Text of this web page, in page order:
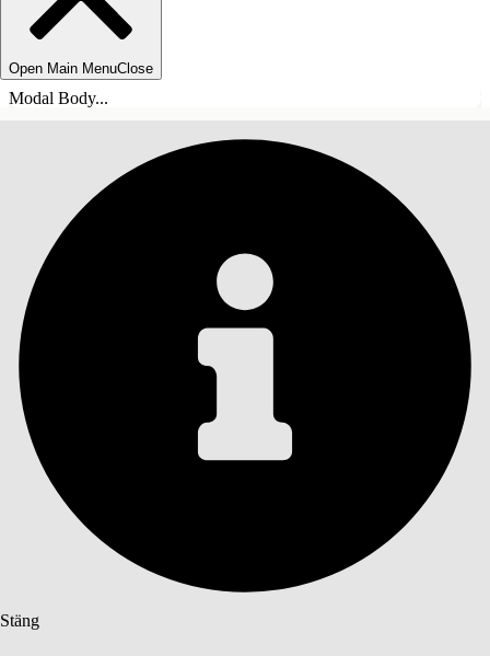
Open Main MenuClose
Modal Body...
Stäng
Innehållsförteckningar
INNEHÅLLSFÖRTECKNINGAR